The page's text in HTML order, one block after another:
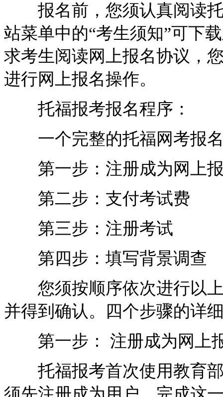
报名前，您须认真阅读托
站菜单中的“考生须知”可下
求考生阅读网上报名协议，
进行网上报名操作。
托福报考报名程序：
一个完整的托福网考报名
第一步：注册成为网上报
第二步：支付考试费
第三步：注册考试
第四步：填写背景调查
您须按顺序依次进行以上
并得到确认。四个步骤的详
第一步： 注册成为网上
托福报考首次使用教育部